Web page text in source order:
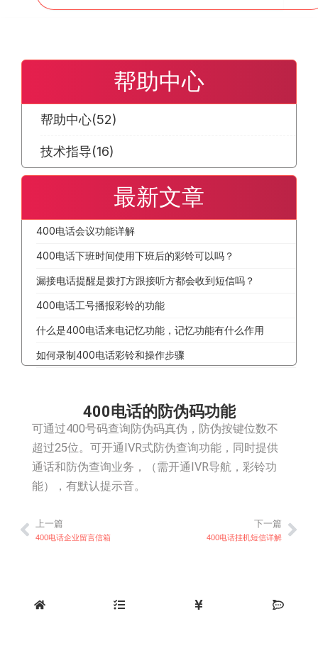
帮助中心
帮助中心(52)
技术指导(16)
最新文章
400电话会议功能详解
400电话下班时间使用下班后的彩铃可以吗？
漏接电话提醒是拨打方跟接听方都会收到短信吗？
400电话工号播报彩铃的功能
什么是400电话来电记忆功能，记忆功能有什么作用
如何录制400电话彩铃和操作步骤
400电话的防伪码功能
可通过400号码查询防伪码真伪，防伪按键位数不
超过25位。可开通IVR式防伪查询功能，同时提供
通话和防伪查询业务，（需开通IVR导航，彩铃功
能），有默认提示音。
上一篇
上一篇
400电话企业留言信箱
下一篇
400电话挂机短信详解下